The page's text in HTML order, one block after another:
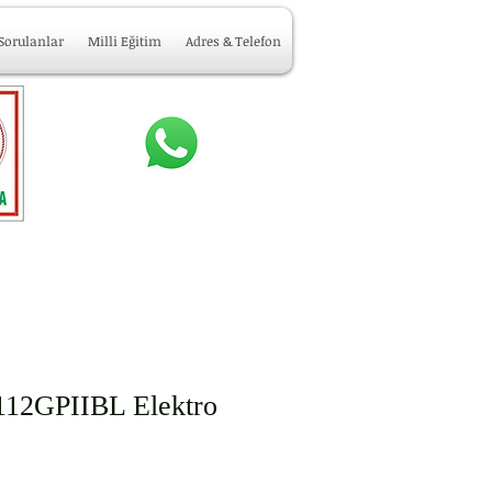
Milli Eğitim Adres & Telefon
Elektro